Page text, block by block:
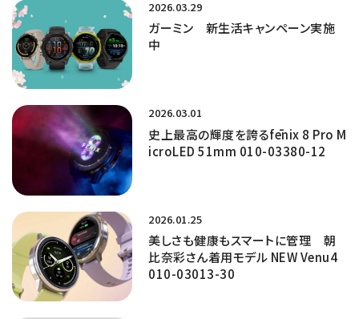
2026.03.29
ガーミン 新生活キャンペーン実施
中
2026.03.01
史上最高の輝度を誇るfēnix 8 Pro M
icroLED 51mm 010-03380-12
2026.01.25
美しさも健康もスマートに管理 朝
比奈彩さん着用モデル NEW Venu4
010-03013-30